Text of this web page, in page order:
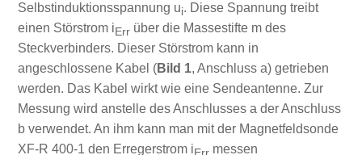
Selbstinduktionsspannung ui. Diese Spannung treibt
einen Störstrom i Errüber die Massestifte m des
Steckverbinders. Dieser Störstrom kann in
angeschlossene Kabel (Bild 1, Anschluss a) getrieben
werden. Das Kabel wirkt wie eine Sendeantenne. Zur
Messung wird anstelle des Anschlusses a der Anschluss
b verwendet. An ihm kann man mit der Magnetfeldsonde
XF-R 400-1 den Erregerstrom i
messen